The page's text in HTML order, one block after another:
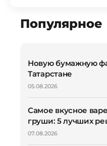
Популярное
Новую бумажную
Татарстане
05.08.2026
Самое вкусное
груши: 5 лучших
07.08.2026